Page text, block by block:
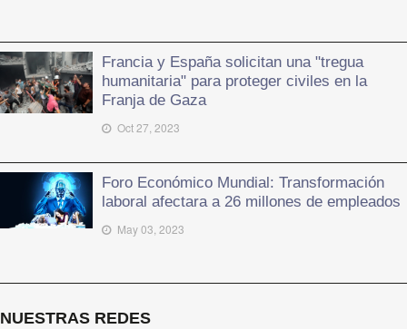
Francia y España solicitan una "tregua
humanitaria" para proteger civiles en la
Franja de Gaza
Oct 27, 2023
Foro Económico Mundial: Transformación
laboral afectara a 26 millones de empleados
May 03, 2023
NUESTRAS REDES